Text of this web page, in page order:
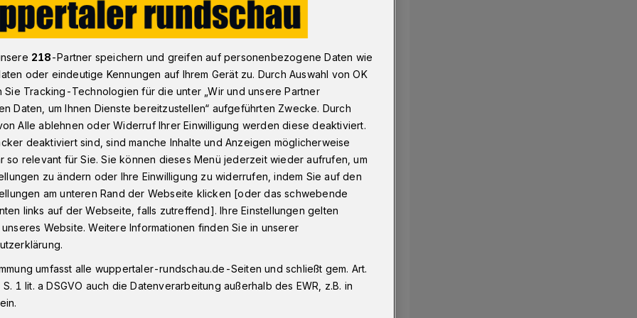
für Foto-Weltenbummle Peterr Voss aus Wuppertal
Preis für Foto-
Voss
anderen Mode-Foto holte der
Peter Voss jetzt den 3. Platz
14. „International Colour Award“.
218-Partner speichern und greifen auf personenbezogene Daten wie
oder eindeutige Kennungen auf Ihrem Gerät zu. Durch Auswahl von OK
Sie Tracking-Technologien für die unter „Wir und unsere Partner
Daten, um Ihnen Dienste bereitzustellen“ aufgeführten Zwecke. Durch
Alle ablehnen oder Widerruf Ihrer Einwilligung werden diese deaktiviert.
deaktiviert sind, sind manche Inhalte und Anzeigen möglicherweise
so relevant für Sie. Sie können dieses Menü jederzeit wieder aufrufen, um
zu ändern oder Ihre Einwilligung zu widerrufen, indem Sie auf den
am unteren Rand der Webseite klicken [oder das schwebende
links auf der Webseite, falls zutreffend]. Ihre Einstellungen gelten
Website. Weitere Informationen finden Sie in unserer
umfasst alle wuppertaler-rundschau.de-Seiten und schließt gem. Art.
1 lit. a DSGVO auch die Datenverarbeitung außerhalb des EWR, z.B. in